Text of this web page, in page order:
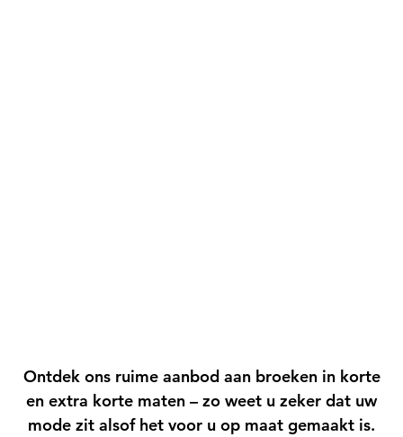
Ontdek ons ​​ruime aanbod aan broeken in korte
en extra korte maten – zo weet u zeker dat uw
mode zit alsof het voor u op maat gemaakt is.